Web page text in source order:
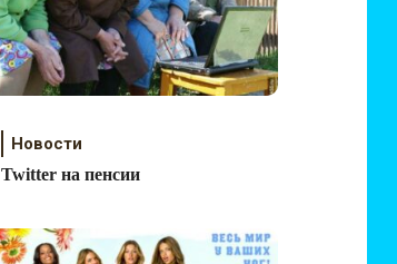
Новости
Twitter на пенсии